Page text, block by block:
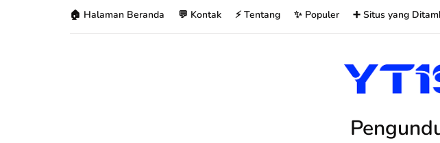
🏠 Halaman Beranda 💬 Kontak ⚡ Tentang ✨ Populer ➕ Situs yang